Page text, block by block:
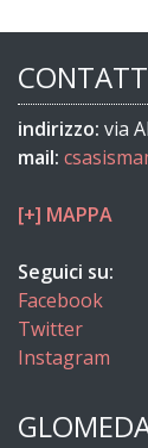
indirizzo: via
mail:
[+] MAPPA
Seguici su:
Facebook
Twitter
Instagram